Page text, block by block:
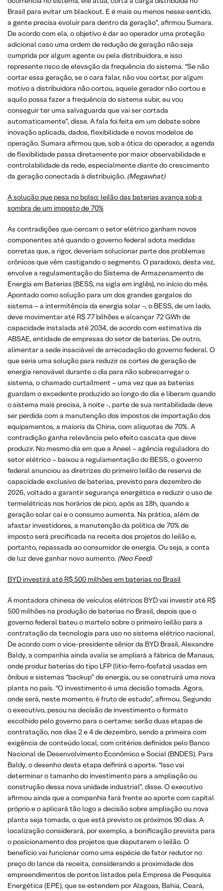
Brasil para evitar um blackout. E é mais ou menos nesse sentido,
a gente precisa evoluir para dentro da geração”, afirmou Sumara.
De acordo com ela, o objetivo é dar ao operador uma proteção
adicional caso uma ordem de redução de geração não seja
cumprida por algum agente ou pela distribuidora, e isso
represente risco de elevação da frequência do sistema. “Se não
cortar essa geração, se o cara falar, não vou cortar, por algum
motivo a distribuidora não cortou, aquele gerador não cortou e
aquilo possa fazer a frequência do sistema subir, eu vou
conseguir ter uma salvaguarda que vai ser cortada
automaticamente”, disse. A fala foi feita em um debate sobre
inovação aplicada, dados, flexibilidade e novos modelos de
operação. Sumara afirmou que, sob a ótica do operador, a agenda
de flexibilidade passa diretamente por maior observabilidade e
controlabilidade da rede, especialmente diante do crescimento
da geração conectada à distribuição. (Megawhat)
A solução que pesa no bolso: leilão das baterias avança sob a
sombra de um imposto de 70%
As contradições que cercam o setor elétrico ganham novos
componentes até quando o governo federal adota medidas
corretas que, a rigor, deveriam solucionar parte dos problemas
crônicos que vêm castigando o segmento. O paradoxo, desta vez,
envolve a regulamentação do Sistema de Armazenamento de
Energia em Baterias (BESS, na sigla em inglês), no início do mês.
Apontado como solução para um dos grandes gargalos do
sistema – a intermitência da energia solar –, o BESS, de um lado,
deve movimentar até R$ 77 bilhões e alcançar 72 GWh de
capacidade instalada até 2034, de acordo com estimativa da
ABSAE, entidade de empresas do setor de baterias. De outro,
alimentar a sede insaciável de arrecadação do governo federal. O
que seria uma solução para reduzir os cortes de geração de
energia renovável durante o dia para não sobrecarregar o
sistema, o chamado curtailment – uma vez que as baterias
guardam o excedente produzido ao longo do dia e liberam quando
o sistema mais precisa, à noite -, parte de sua rentabilidade deve
ser perdida com a manutenção dos impostos de importação dos
equipamentos, a maioria da China, com alíquotas de 70%. A
contradição ganha relevância pelo efeito cascata que deve
produzir. No mesmo dia em que a Aneel – agência reguladora do
setor elétrico – baixou a regulamentação do BESS, o governo
federal anunciou as diretrizes do primeiro leilão de reserva de
capacidade exclusivo de baterias, previsto para dezembro de
2026, voltado a garantir segurança energética e reduzir o uso de
termelétricas nos horários de pico, após as 18h, quando a
geração solar cai e o consumo aumenta. Na prática, além de
afastar investidores, a manutenção da política de 70% de
imposto será precificada na receita dos projetos do leilão e,
portanto, repassada ao consumidor de energia. Ou seja, a conta
de luz deve ganhar novo aumento. (Neo Feed)
BYD investirá até R$ 500 milhões em baterias no Brasil
A montadora chinesa de veículos elétricos BYD vai investir até R$
500 milhões na produção de baterias no Brasil, depois que o
governo federal bateu o martelo sobre o primeiro leilão para a
contratação da tecnologia para uso no sistema elétrico nacional.
De acordo com o vice-presidente sênior da BYD Brasil, Alexandre
Baldy, a companhia ainda avalia se ampliará a fábrica de Manaus,
onde produz baterias do tipo LFP (lítio-ferro-fosfato) usadas em
ônibus e sistemas “backup” de energia, ou se construirá uma nova
planta no país. “O investimento é uma decisão tomada. Agora,
onde será, neste momento, é fruto de estudo”, afirmou. Segundo
o executivo, pesou na decisão de investimento o formato
escolhido pelo governo para o certame: serão duas etapas de
contratação, nos dias 2 e 4 de dezembro, sendo a primeira com
exigência de conteúdo local, com critérios definidos pelo Banco
Nacional de Desenvolvimento Econômico e Social (BNDES). Para
Baldy, o desenho desta etapa definirá o aporte. “Isso vai
determinar o tamanho do investimento para a ampliação ou
construção dessa nova unidade industrial”, disse. O executivo
afirmou ainda que a companhia fará frente ao aporte com capital
próprio e o aplicará tão logo a decisão sobre ampliação ou nova
planta seja tomada, o que está previsto os próximos 90 dias. A
localização considerará, por exemplo, a bonificação prevista para
o posicionamento dos projetos que disputarem o leilão. O
benefício vai funcionar como uma espécie de fator redutor no
preço do lance da receita, considerando a proximidade dos
empreendimentos de pontos listados pela Empresa de Pesquisa
Energética (EPE), que se estendem por Alagoas, Bahia, Ceará,